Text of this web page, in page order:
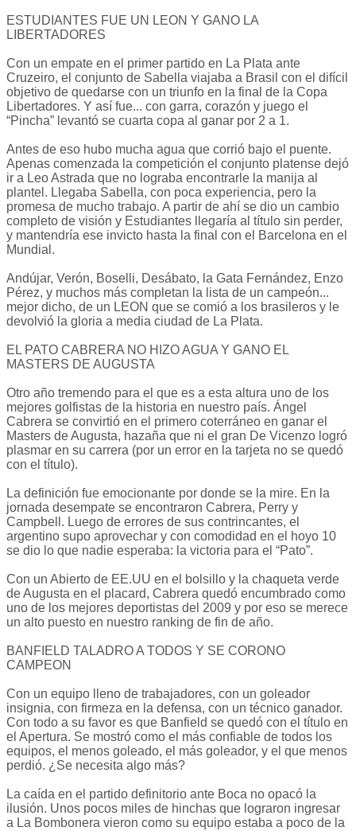
ESTUDIANTES FUE UN LEON Y GANO LA
LIBERTADORES
Con un empate en el primer partido en La Plata ante
Cruzeiro, el conjunto de Sabella viajaba a Brasil con el difícil
objetivo de quedarse con un triunfo en la final de la Copa
Libertadores. Y así fue... con garra, corazón y juego el
“Pincha” levantó se cuarta copa al ganar por 2 a 1.
Antes de eso hubo mucha agua que corrió bajo el puente.
Apenas comenzada la competición el conjunto platense dejó
ir a Leo Astrada que no lograba encontrarle la manija al
plantel. Llegaba Sabella, con poca experiencia, pero la
promesa de mucho trabajo. A partir de ahí se dio un cambio
completo de visión y Estudiantes llegaría al título sin perder,
y mantendría ese invicto hasta la final con el Barcelona en el
Mundial.
Andújar, Verón, Boselli, Desábato, la Gata Fernández, Enzo
Pérez, y muchos más completan la lista de un campeón...
mejor dicho, de un LEON que se comió a los brasileros y le
devolvió la gloria a media ciudad de La Plata.
EL PATO CABRERA NO HIZO AGUA Y GANO EL
MASTERS DE AUGUSTA
Otro año tremendo para el que es a esta altura uno de los
mejores golfistas de la historia en nuestro país. Ángel
Cabrera se convirtió en el primero coterráneo en ganar el
Masters de Augusta, hazaña que ni el gran De Vicenzo logró
plasmar en su carrera (por un error en la tarjeta no se quedó
con el título).
La definición fue emocionante por donde se la mire. En la
jornada desempate se encontraron Cabrera, Perry y
Campbell. Luego de errores de sus contrincantes, el
argentino supo aprovechar y con comodidad en el hoyo 10
se dio lo que nadie esperaba: la victoria para el “Pato”.
Con un Abierto de EE.UU en el bolsillo y la chaqueta verde
de Augusta en el placard, Cabrera quedó encumbrado como
uno de los mejores deportistas del 2009 y por eso se merece
un alto puesto en nuestro ranking de fin de año.
BANFIELD TALADRO A TODOS Y SE CORONO
CAMPEON
Con un equipo lleno de trabajadores, con un goleador
insignia, con firmeza en la defensa, con un técnico ganador.
Con todo a su favor es que Banfield se quedó con el título en
el Apertura. Se mostró como el más confiable de todos los
equipos, el menos goleado, el más goleador, y el que menos
perdió. ¿Se necesita algo más?
La caída en el partido definitorio ante Boca no opacó la
ilusión. Unos pocos miles de hinchas que lograron ingresar
a La Bombonera vieron como su equipo estaba a poco de la